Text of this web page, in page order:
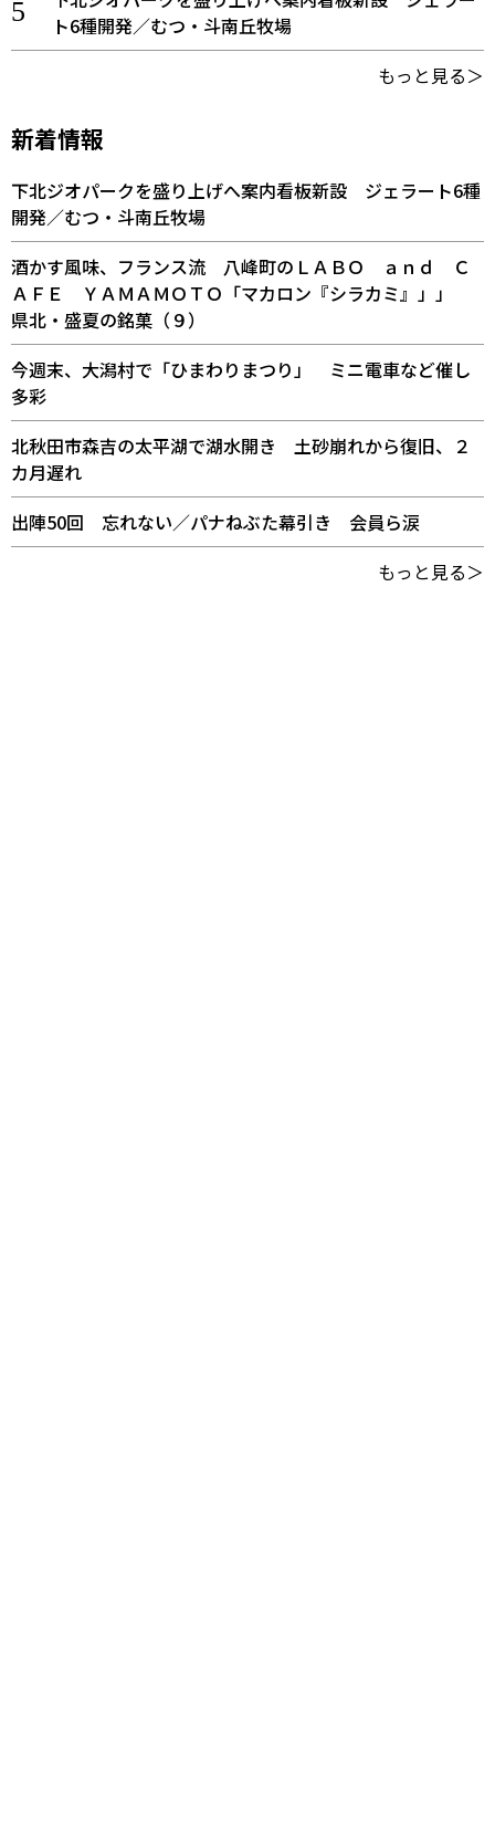
ト6種開発／むつ・斗南丘牧場
もっと見る＞
新着情報
下北ジオパークを盛り上げへ案内看板新設 ジェラート6種
開発／むつ・斗南丘牧場
酒かす風味、フランス流 八峰町のＬＡＢＯ ａｎｄ Ｃ
ＡＦＥ ＹＡＭＡＭＯＴＯ「マカロン『シラカミ』」」
県北・盛夏の銘菓（９）
今週末、大潟村で「ひまわりまつり」 ミニ電車など催し
多彩
北秋田市森吉の太平湖で湖水開き 土砂崩れから復旧、２
カ月遅れ
出陣50回 忘れない／パナねぶた幕引き 会員ら涙
もっと見る＞